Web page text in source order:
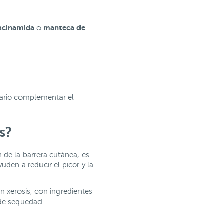
o manteca de
complementar el
la barrera cutánea, es
a reducir el picor y la
xerosis, con ingredientes
sequedad.